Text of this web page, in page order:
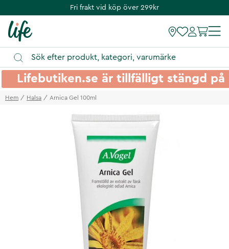
Fri frakt vid köp över 299kr
Lifebutiken.se är tillfälligt stängd
Hem Halsa Arnica Gel 100ml